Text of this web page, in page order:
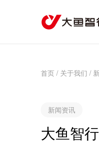
首页 / 关于我们 /
新闻资讯
大鱼智